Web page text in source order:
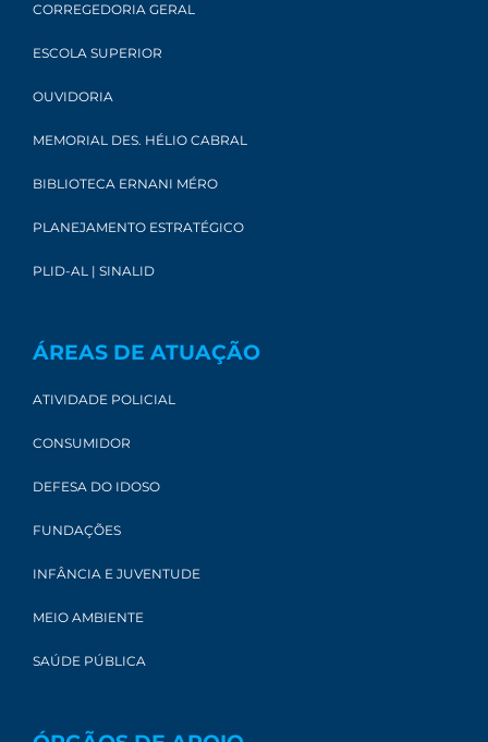
CORREGEDORIA GERAL
ESCOLA SUPERIOR
OUVIDORIA
MEMORIAL DES. HÉLIO CABRAL
BIBLIOTECA ERNANI MÉRO
PLANEJAMENTO ESTRATÉGICO
PLID-AL | SINALID
ÁREAS DE ATUAÇÃO
ATIVIDADE POLICIAL
CONSUMIDOR
DEFESA DO IDOSO
FUNDAÇÕES
INFÂNCIA E JUVENTUDE
MEIO AMBIENTE
SAÚDE PÚBLICA